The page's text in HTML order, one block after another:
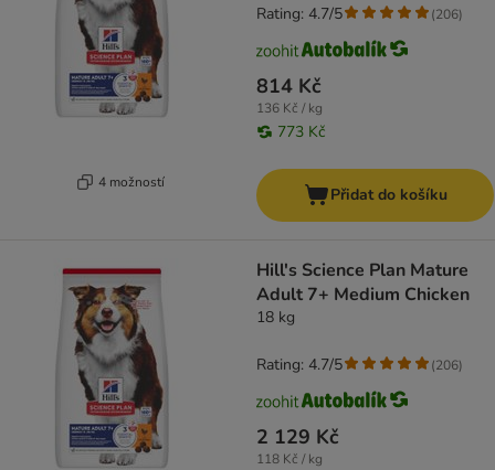
4 možností
814 Kč
136 Kč / kg
773 Kč
Rating: 4.7/5 (206)
Přidat do košíku
Hill's Science Plan Mature
Adult 7+ Medium Chicken
18 kg
2 129 Kč
118 Kč / kg
Rating: 4.7/5 (206)